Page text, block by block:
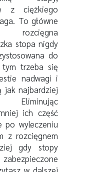
z ciężkiego
To główne
rozcięgna
stopa nigdy
do
tym trzeba się
nadwagi i
jak najbardziej
Eliminując
ich część
po wyleczeniu
z rozcięgnem
gdy stopy